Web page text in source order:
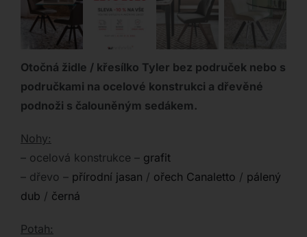
Otočná židle / křesílko Tyler bez područek nebo s
područkami na ocelové konstrukci a dřevěné
podnoži s čalouněným sedákem.
Nohy:
– ocelová konstrukce – grafit
– dřevo – přírodní jasan / ořech Canaletto / pálený
dub / černá
Potah: